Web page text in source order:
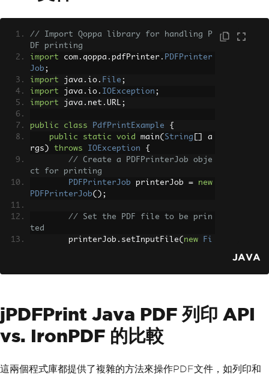
// Import Qoppa library for handling P
DF printing
import com . qoppa . pdfPrinter . PDFPrinter
Job ;
import java . io . File ;
import java . io . IOException ;
import java . net . URL ;
public class PdfPrintExample
{
public
static void main( String
a
rgs ) throws IOException
{
// Create a PDFPrinterJob obje
ct for printing
PDFPrinterJob printerJob =
new
PDFPrinterJob();
// Set the PDF file to be prin
ted
        printerJob
. setInputFile( new
Fi
// Execute the print job
}
JAVA
jPDFPrint Java PDF 列印 API
vs. IronPDF 的比較
這兩個程式庫都提供了複雜的方法來操作PDF文件，如列印和